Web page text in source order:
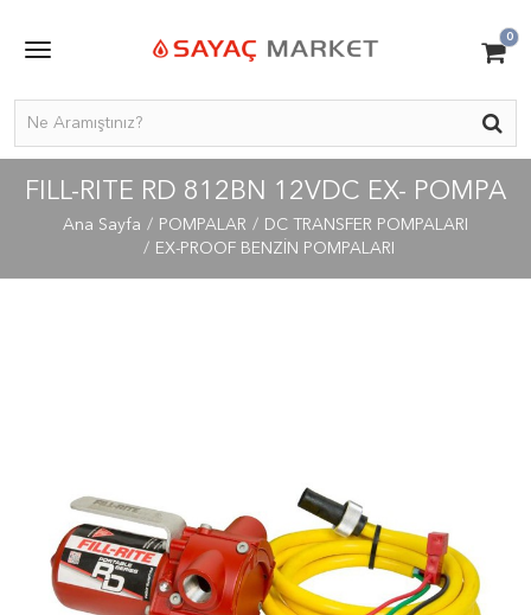
0
FILL-RITE RD 812BN 12VDC EX- POMPA
Ana Sayfa POMPALAR
DC TRANSFER POMPALARI
EX-PROOF BENZİN POMPALARI